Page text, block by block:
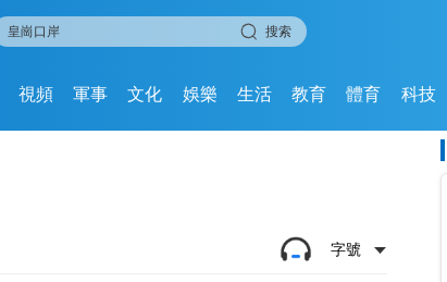
搜索
視頻 軍事 文化 娛樂 生活 教育 體育 科技
字號